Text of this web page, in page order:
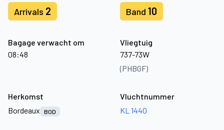
Arrivals 2 Band 10
Bagage verwacht om
08:48
Vliegtuig
737-73W
(PHBGF)
Herkomst
Bordeaux
BOD
Vluchtnummer
KL 1440